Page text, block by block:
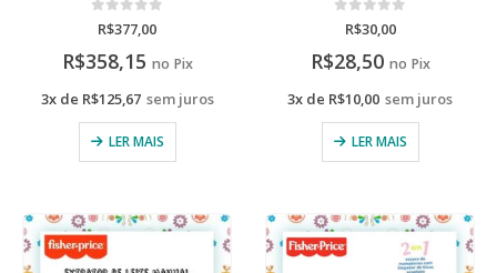
0de 5
R$377,00
R$358,15 no Pix
3x de R$125,67 sem juros
LER MAIS
de 5
R$30,00
R$28,50 no Pix
3x de R$10,00 sem juros
LER MAIS